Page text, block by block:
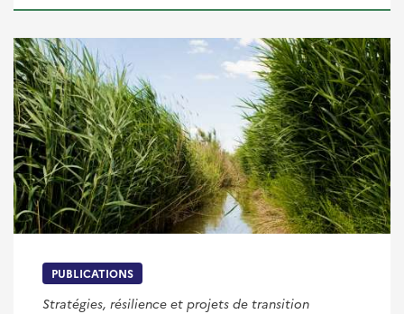
PUBLICATIONS
Stratégies, résilience et projets de transition